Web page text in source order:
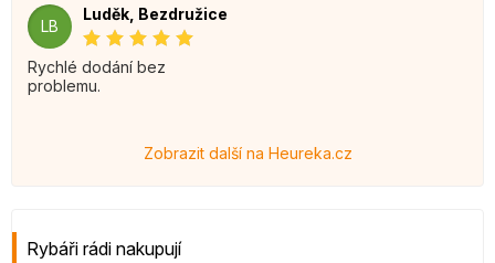
LB
Luděk, Bezdružice
Rychlé dodání bez
problemu.
Zobrazit další na Heureka.cz
Rybáři rádi nakupují